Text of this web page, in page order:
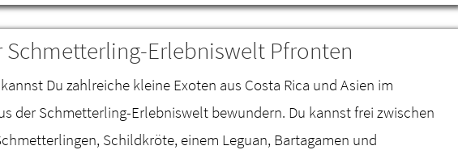
Schmetterling-Erlebniswelt Pfronten
kannst Du zahlreiche kleine Exoten aus Costa Rica und Asien im
der Schmetterling-Erlebniswelt bewundern. Du kannst frei zwischen
Schildkröte, einem Leguan, Bartagamen und